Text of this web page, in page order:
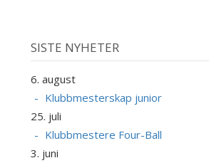
SISTE NYHETER
6. august
Klubbmesterskap junior
25. juli
Klubbmestere Four-Ball
3. juni